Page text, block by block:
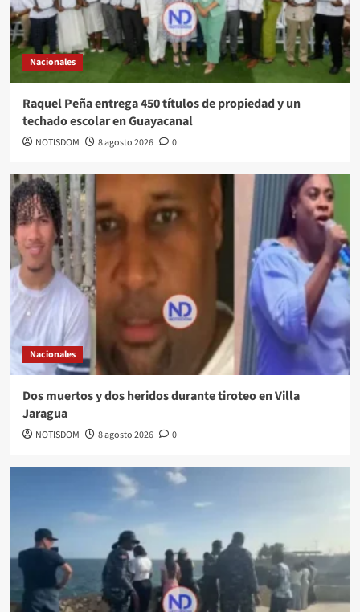
Nacionales
Raquel Peña entrega 450 títulos de propiedad y un
techado escolar en Guayacanal
NOTISDOM 8 agosto 2026 0
Nacionales
Dos muertos y dos heridos durante tiroteo en Villa
Jaragua
NOTISDOM 8 agosto 2026 0